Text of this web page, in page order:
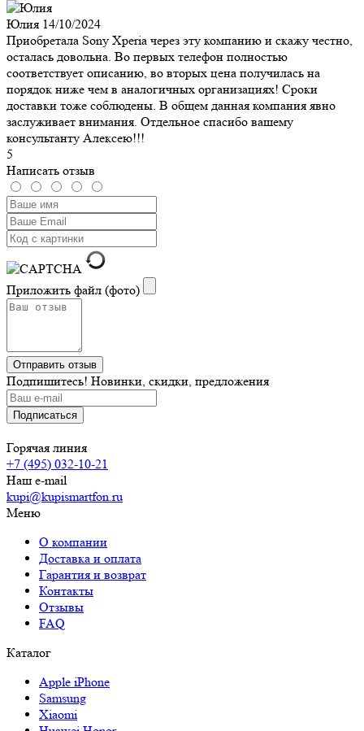
Юлия 14/10/2024
Приобретала Sony Xperia через эту компанию и скажу честно,
осталась довольна. Во первых телефон полностью
соответствует описанию, во вторых цена получилась на
порядок ниже чем в аналогичных организациях! Сроки
доставки тоже соблюдены. В общем данная компания явно
заслуживает внимания. Отдельное спасибо вашему
консультанту Алексею!!!
5
Написать отзыв
Приложить файл (фото)
Подпишитесь! Новинки, скидки, предложения
Горячая линия
+7 (495) 032-10-21
Наш e-mail
kupi@kupismartfon.ru
Меню
О компании
Доставка и оплата
Гарантия и возврат
Контакты
Отзывы
FAQ
Каталог
Apple iPhone
Samsung
Xiaomi